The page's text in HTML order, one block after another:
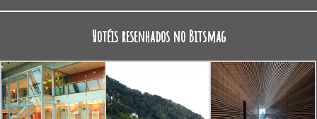
Hotéis resenhados no Bitsmag